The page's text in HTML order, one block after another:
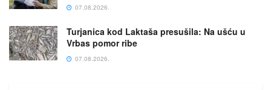
07.08.2026.
Turjanica kod Laktaša presušila: Na ušću u
Vrbas pomor ribe
07.08.2026.